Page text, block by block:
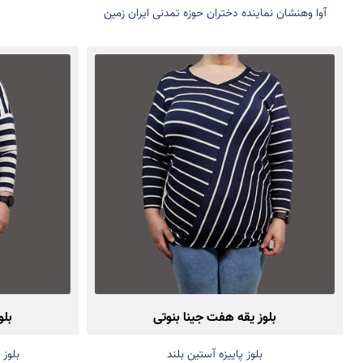
آوا وهنشان نماینده دختران حوزه تمدنی ایران زمین
بلوز یقه هفت جینا بنوتی
بلوز پاییزه آستین بلند